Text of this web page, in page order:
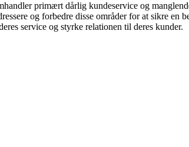
primært dårlig kundeservice og
og forbedre disse områder for at sikre en
service og styrke relationen til deres kunder.